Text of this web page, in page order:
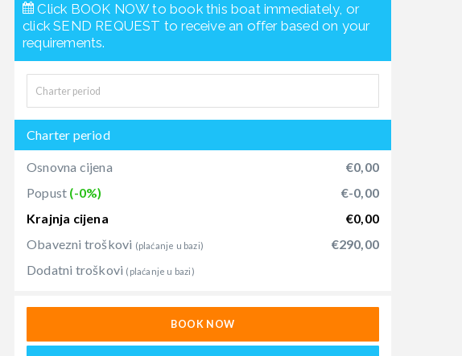
Click BOOK NOW to book this boat immediately, or
click SEND REQUEST to receive an offer based on your
requirements.
Charter period
Osnovna cijena
€0,00
Popust (-0%)
€-0,00
Krajnja cijena
€0,00
Obavezni troškovi (plaćanje u bazi)
€290,00
Dodatni troškovi (plaćanje u bazi)
BOOK NOW